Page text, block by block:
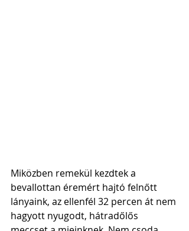
Miközben remekül kezdtek a
bevallottan éremért hajtó felnőtt
lányaink, az ellenfél 32 percen át nem
hagyott nyugodt, hátradőlős